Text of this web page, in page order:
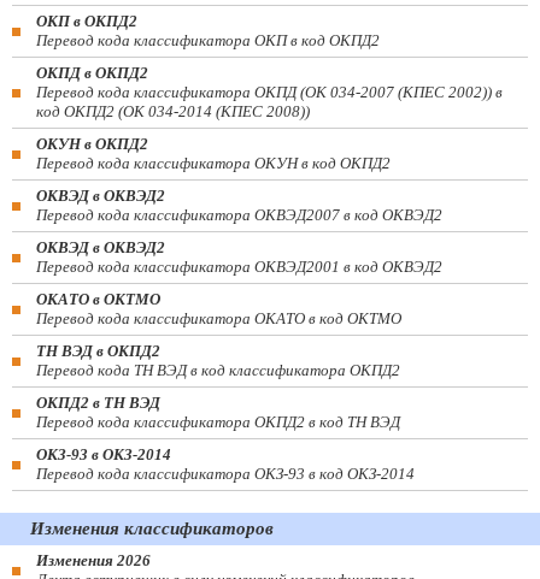
ОКП в ОКПД2
Перевод кода классификатора ОКП в код ОКПД2
ОКПД в ОКПД2
Перевод кода классификатора ОКПД (ОК 034-2007 (КПЕС 2002)) в
код ОКПД2 (ОК 034-2014 (КПЕС 2008))
ОКУН в ОКПД2
Перевод кода классификатора ОКУН в код ОКПД2
ОКВЭД в ОКВЭД2
Перевод кода классификатора ОКВЭД2007 в код ОКВЭД2
ОКВЭД в ОКВЭД2
Перевод кода классификатора ОКВЭД2001 в код ОКВЭД2
ОКАТО в ОКТМО
Перевод кода классификатора ОКАТО в код ОКТМО
ТН ВЭД в ОКПД2
Перевод кода ТН ВЭД в код классификатора ОКПД2
ОКПД2 в ТН ВЭД
Перевод кода классификатора ОКПД2 в код ТН ВЭД
ОКЗ-93 в ОКЗ-2014
Перевод кода классификатора ОКЗ-93 в код ОКЗ-2014
Изменения классификаторов
Изменения 2026